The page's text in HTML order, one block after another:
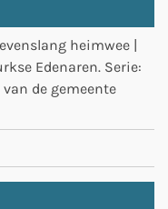
heimwee |
Edenaren. Serie:
de gemeente